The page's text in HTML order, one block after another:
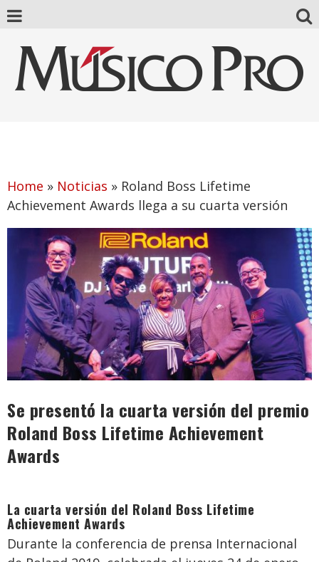
Home » Noticias » Roland Boss Lifetime
Achievement Awards llega a su cuarta versión
Se presentó la cuarta versión del premio
Roland Boss Lifetime Achievement
Awards
La cuarta versión del Roland Boss Lifetime
Achievement Awards
Durante la conferencia de prensa Internacional